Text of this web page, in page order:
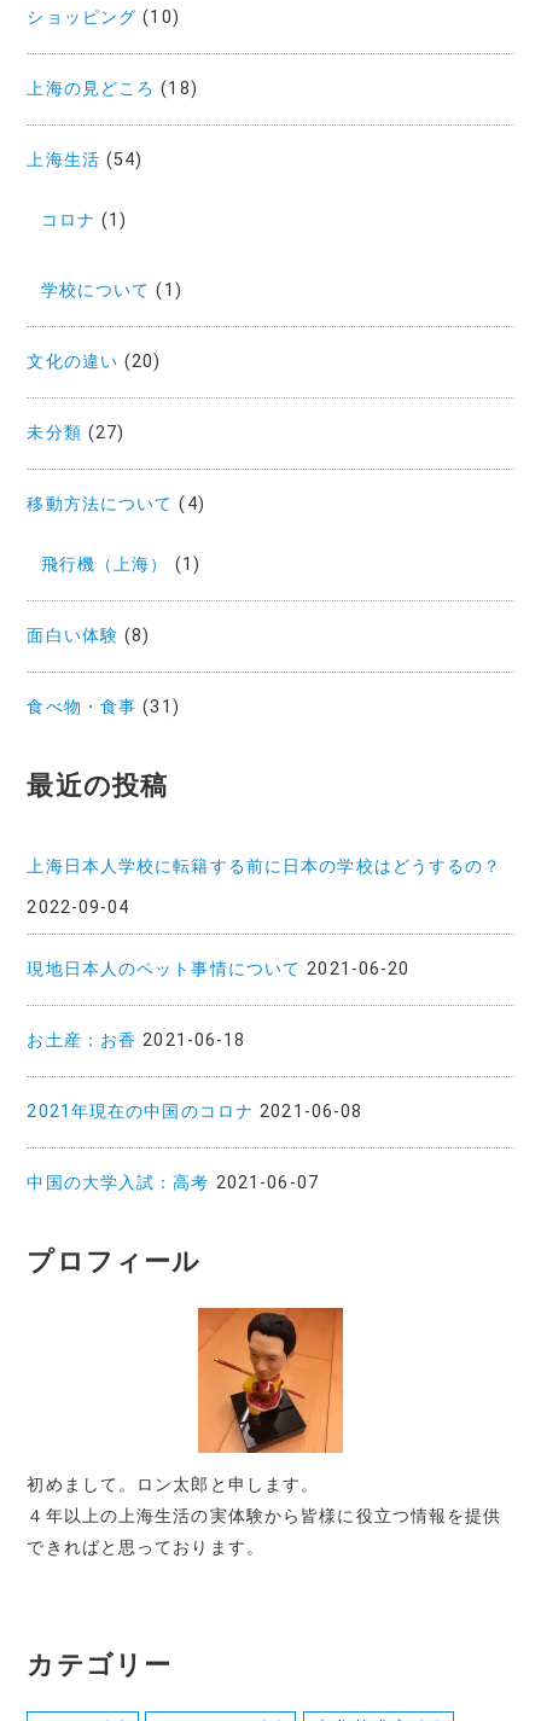
ン
ショッピング (10)
上海の見どころ (18)
上海生活 (54)
コロナ (1)
学校について (1)
文化の違い (20)
未分類 (27)
移動方法について (4)
飛行機（上海） (1)
面白い体験 (8)
食べ物・食事 (31)
最近の投稿
上海日本人学校に転籍する前に日本の学校はどうするの？
2022-09-04
現地日本人のペット事情について 2021-06-20
お土産：お香 2021-06-18
2021年現在の中国のコロナ 2021-06-08
中国の大学入試：高考 2021-06-07
プロフィール
初めまして。ロン太郎と申します。
４年以上の上海生活の実体験から皆様に役立つ情報を提供
できればと思っております。
カテゴリー